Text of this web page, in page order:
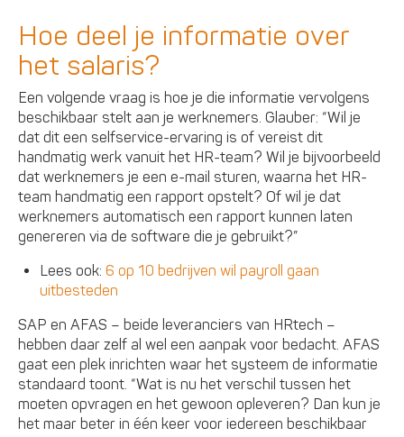
Hoe deel je informatie over
het salaris?
Een volgende vraag is hoe je die informatie vervolgens
beschikbaar stelt aan je werknemers. Glauber: “Wil je
dat dit een selfservice-ervaring is of vereist dit
handmatig werk vanuit het HR-team? Wil je bijvoorbeeld
dat werknemers je een e-mail sturen, waarna het HR-
team handmatig een rapport opstelt? Of wil je dat
werknemers automatisch een rapport kunnen laten
genereren via de software die je gebruikt?”
Lees ook:6 op 10 bedrijven wil payroll gaan
uitbesteden
SAP en AFAS – beide leveranciers van HRtech –
hebben daar zelf al wel een aanpak voor bedacht. AFAS
gaat een plek inrichten waar het systeem de informatie
standaard toont. “Wat is nu het verschil tussen het
moeten opvragen en het gewoon opleveren? Dan kun je
het maar beter in één keer voor iedereen beschikbaar